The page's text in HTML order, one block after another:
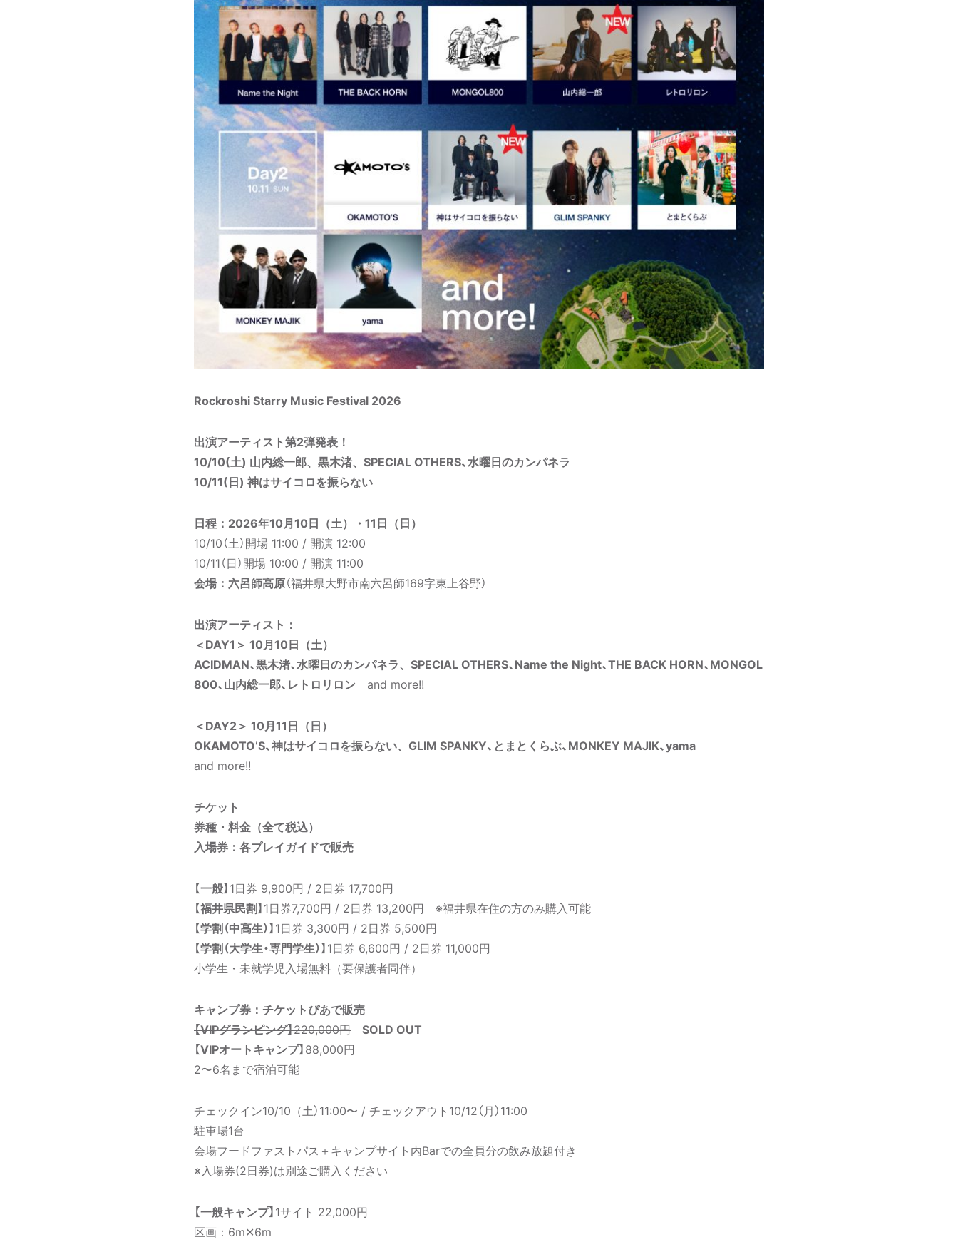
Rockroshi Starry Music Festival 2026
出演アーティスト第2弾発表！
10/10(土) 山内総一郎、黒木渚、SPECIAL OTHERS、水曜日のカンパネラ
10/11(日) 神はサイコロを振らない
日程：2026年10⽉10⽇（⼟）・11⽇（⽇）
10/10（土）開場 11:00 / 開演 12:00
10/11（日）開場 10:00 / 開演 11:00
会場：六呂師⾼原（福井県⼤野市南六呂師169字東上⾕野）
出演アーティスト：
＜DAY1＞ 10月10日（土）
ACIDMAN、黒木渚、水曜日のカンパネラ、SPECIAL OTHERS、Name the Night、THE BACK HORN、MONGOL
800、山内総一郎、レトロリロン and more!!
＜DAY2＞ 10月11日（日）
OKAMOTO’S、神はサイコロを振らない、GLIM SPANKY、とまとくらぶ、MONKEY MAJIK、yama
and more!!
チケット
券種・料金（全て税込）
入場券：各プレイガイドで販売
【⼀般】 1日券 9,900円 / 2⽇券 17,700円
【福井県民割】 1日券7,700円 / 2日券 13,200円 ※福井県在住の方のみ購入可能
【学割（中⾼⽣）】 1⽇券 3,300円 / 2⽇券 5,500円
【学割（⼤学⽣・専門学生）】 1⽇券 6,600円 / 2⽇券 11,000円
小学生・未就学児入場無料（要保護者同伴）
キャンプ券：チケットぴあで販売
【VIPグランピング】220,000円
SOLD OUT
【VIPオートキャンプ】 88,000円
2〜6名まで宿泊可能
チェックイン10/10（土）11:00〜 / チェックアウト10/12（月）11:00
駐車場1台
会場フードファストパス＋キャンプサイト内Barでの全員分の飲み放題付き
※入場券(2日券)は別途ご購入ください
【一般キャンプ】 1サイト 22,000円
区画：6m✕6m